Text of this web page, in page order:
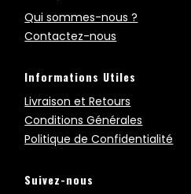
Qui sommes-nous ?
Contactez-nous
Informations Utiles
Livraison et Retours
Conditions Générales
Politique de Confidentialité
Suivez-nous